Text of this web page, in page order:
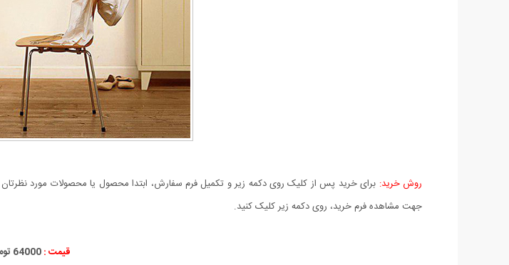
روش خرید: برای خرید پس از کلیک روی دکمه زیر و تکمیل فرم سفارش، ابتدا محصول یا محصولات مورد
جهت مشاهده فرم خرید، روی دکمه زیر کلیک کنید.
قیمت :64000 تومان